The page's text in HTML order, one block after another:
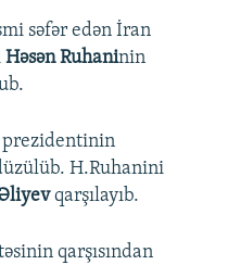
səfər edən İran
Həsən Ruhaninin
prezidentinin
H.Ruhanini
qarşılayıb.
qarşısından